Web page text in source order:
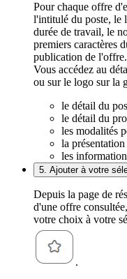
Pour chaque offre
l'intitulé du poste, le
durée de travail, le
premiers caractères
publication de l'offre.
Vous accédez au
ou sur le logo sur la
le détail du
le détail du
les modalités
la
les
5. Ajouter à votre
Depuis la page de
d'une offre
votre choix à votre
.